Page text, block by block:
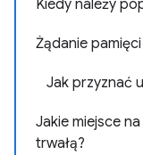
Kiedy należy
Żądanie
Jak przyznać
Jakie miejsce
trwałą?